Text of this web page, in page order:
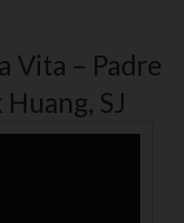
Vita – Padre
SJ